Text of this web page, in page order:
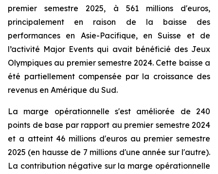
premier semestre 2025, à 561 millions d'euros,
principalement en raison de la baisse des
performances en Asie-Pacifique, en Suisse et de
l’activité Major Events qui avait bénéficié des Jeux
Olympiques au premier semestre 2024. Cette baisse a
été partiellement compensée par la croissance des
revenus en Amérique du Sud.
La marge opérationnelle s'est améliorée de 240
points de base par rapport au premier semestre 2024
et a atteint 46 millions d'euros au premier semestre
2025 (en hausse de 7 millions d'une année sur l'autre).
La contribution négative sur la marge opérationnelle